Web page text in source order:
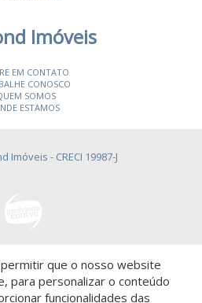
Imóveis
EM CONTATO
CONOSCO
SOMOS
ESTAMOS
Imóveis - CRECI 19987-J
por:
que o nosso website
para personalizar o conteúdo
funcionalidades das